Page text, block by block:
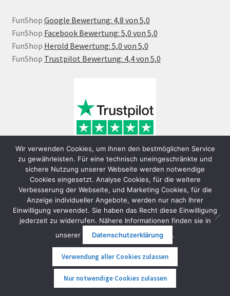
FunShop Google Bewertung: 4,8 von 5,0
FunShop Facebook Bewertung: 5,0 von 5,0
FunShop Herold Bewertung: 5,0 von 5,0
FunShop Trustpilot Bewertung: 4,4 von 5,0
© FunShop Wien - Hochqualitative Elektromobilität 2026
Datenschutzerklärung
Erstellt mit WooCommerce
Wir verwenden Cookies, um ihnen den bestmöglichen Service
zu gewährleisten. Für eine technisch uneingeschränkte und
sichere Nutzung unserer Webseite werden notwendige
Cookies eingesetzt. Analyse Cookies, für die weitere
Verbesserung der Webseite, und Marketing Cookies, für die
Anzeige individueller Angebote, werden nur nach Ihrer
Einwilligung verwendet. Sie haben das Recht diese Einwilligung
jederzeit zu widerrufen. Nähere Informationen finden sie in
unserer
Datenschutzerklärung .
Verwendung aller Cookies zulassen
Nur notwendige Cookies zulassen